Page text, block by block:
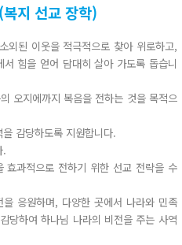
지 선교 장학)
된 이웃을 적극적으로 찾아 위로하고,
힘을 얻어 담대히 살아 가도록 돕습니
오지에까지 복음을 전하는 것을 목적으
감당하도록 지원합니다.
.
과적으로 전하기 위한 선교 전략을 수
응원하며, 다양한 곳에서 나라와 민족
당하여 하나님 나라의 비전을 주는 사역